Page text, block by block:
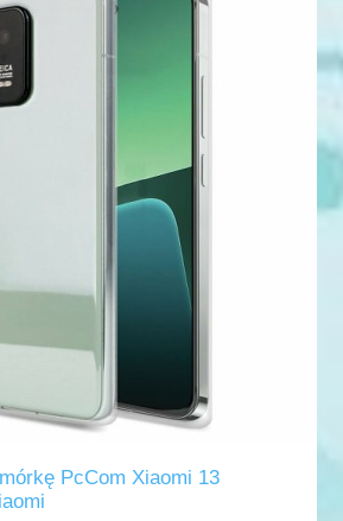
PcCom Xiaomi 13